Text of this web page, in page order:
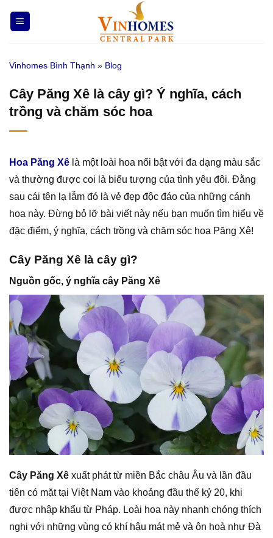
qua
nội
Vinhomes Bình Thạnh » Blog
Cây Păng Xê là cây gì? Ý nghĩa, cách
trồng và chăm sóc hoa
Hoa Păng Xê là một loài hoa nổi bật với đa dạng màu sắc
và thường được coi là biểu tượng của tình yêu đôi. Đằng
sau cái tên lạ lẫm đó là vẻ đẹp độc đáo của những cánh
hoa này. Đừng bỏ lỡ bài viết này nếu bạn muốn tìm hiểu về
đặc điểm, ý nghĩa, cách trồng và chăm sóc hoa Păng Xê!
Cây Păng Xê là cây gì?
Nguồn gốc, ý nghĩa cây Păng Xê
Cây Păng Xê xuất phát từ miền Bắc châu Âu và lần đầu
tiên có mặt tại Việt Nam vào khoảng đầu thế kỷ 20, khi
được nhập khẩu từ Pháp. Loài hoa này nhanh chóng thích
nghi với những vùng có khí hậu mát mẻ và ôn hoà như Đà